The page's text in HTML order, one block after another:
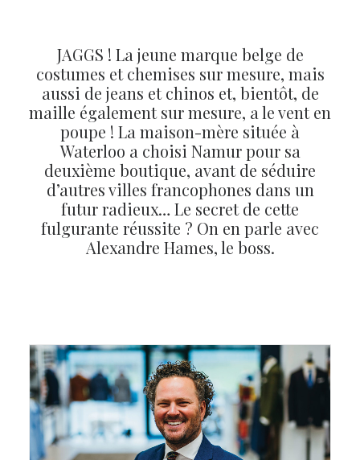
JAGGS ! La jeune marque belge de
costumes et chemises sur mesure, mais
aussi de jeans et chinos et, bientôt, de
maille également sur mesure, a le vent en
poupe ! La maison-mère située à
Waterloo a choisi Namur pour sa
deuxième boutique, avant de séduire
d’autres villes francophones dans un
futur radieux… Le secret de cette
fulgurante réussite ? On en parle avec
Alexandre Hames, le boss.